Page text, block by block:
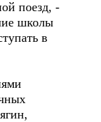
поезд, -
школы
в